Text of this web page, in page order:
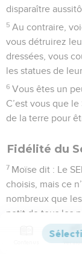
disparaître
5 Au contraire,
vous détruirez
dressées, vous
les statues de
6 Vous êtes un
C’est vous que
de la terre pour
Fidélité du
7 Moïse dit : Le
choisis, mais ce
nombreux que
petit de tous les
Mais le
vos ancêtres.